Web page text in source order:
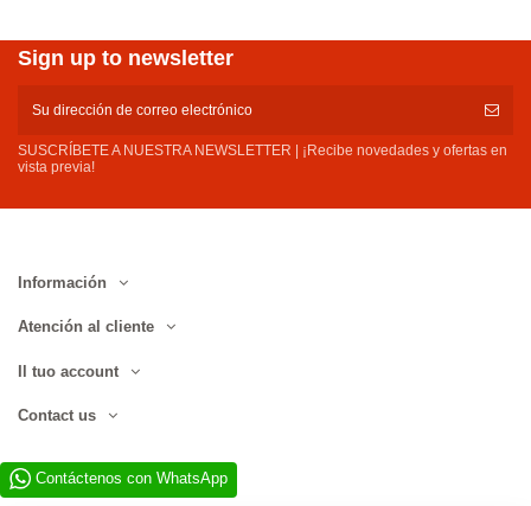
Sign up to newsletter
SUSCRÍBETE A NUESTRA NEWSLETTER | ¡Recibe novedades y ofertas en
vista previa!
Información
Atención al cliente
Il tuo account
Contact us
Contáctenos con WhatsApp